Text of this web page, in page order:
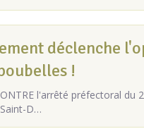
déclenche
!
l'arrêté préfectoral du
D…